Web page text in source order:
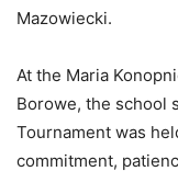
Mazowiecki.
At the Maria
Borowe, the school
Tournament was
commitment,